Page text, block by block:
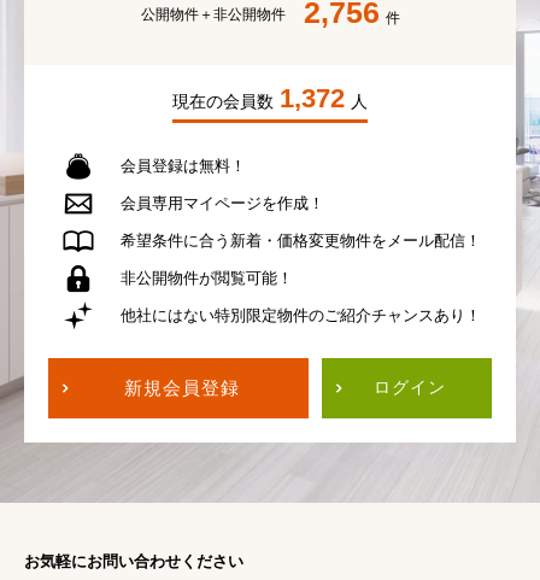
公開物件＋非公開物件 2,756 件
現在の会員数 1,372 人
会員登録は無料！
会員専用 マイページを作成！
希望条件に合う 新着・価格変更物件を メール配信！
非公開物件が閲覧可能！
他社にはない特別限定物件のご紹介チャンスあり！
新規会員登録 ログイン
お気軽にお問い合わせください